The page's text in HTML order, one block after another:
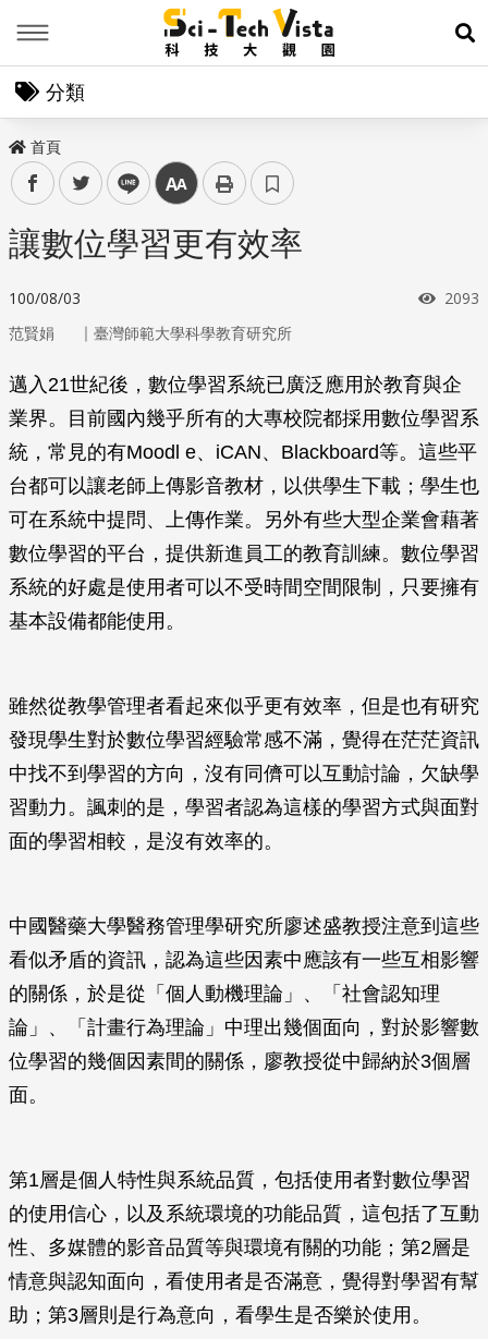
展
分類
首頁
facebooktwitter line 中
讓數位學習更有效率
100/08/03 瀏覽
2093
范賢娟 ｜ 臺灣師範大學科學教育研究所
邁入21世紀後，數位學習系統已廣泛應用於教育與企
業界。目前國內幾乎所有的大專校院都採用數位學習系
統，常見的有Moodl e、iCAN、Blackboard等。這些平
台都可以讓老師上傳影音教材，以供學生下載；學生也
可在系統中提問、上傳作業。另外有些大型企業會藉著
數位學習的平台，提供新進員工的教育訓練。數位學習
系統的好處是使用者可以不受時間空間限制，只要擁有
基本設備都能使用。
雖然從教學管理者看起來似乎更有效率，但是也有研究
發現學生對於數位學習經驗常感不滿，覺得在茫茫資訊
中找不到學習的方向，沒有同儕可以互動討論，欠缺學
習動力。諷刺的是，學習者認為這樣的學習方式與面對
面的學習相較，是沒有效率的。
中國醫藥大學醫務管理學研究所廖述盛教授注意到這些
看似矛盾的資訊，認為這些因素中應該有一些互相影響
的關係，於是從「個人動機理論」、「社會認知理
論」、「計畫行為理論」中理出幾個面向，對於影響數
位學習的幾個因素間的關係，廖教授從中歸納於3個層
面。
第1層是個人特性與系統品質，包括使用者對數位學習
的使用信心，以及系統環境的功能品質，這包括了互動
性、多媒體的影音品質等與環境有關的功能；第2層是
情意與認知面向，看使用者是否滿意，覺得對學習有幫
助；第3層則是行為意向，看學生是否樂於使用。